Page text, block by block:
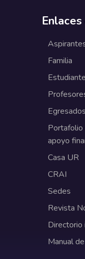
Familia
Egresados
Portafolio
apoyo
Casa UR
CRAI
Sedes
Revista
Directorio
Manual